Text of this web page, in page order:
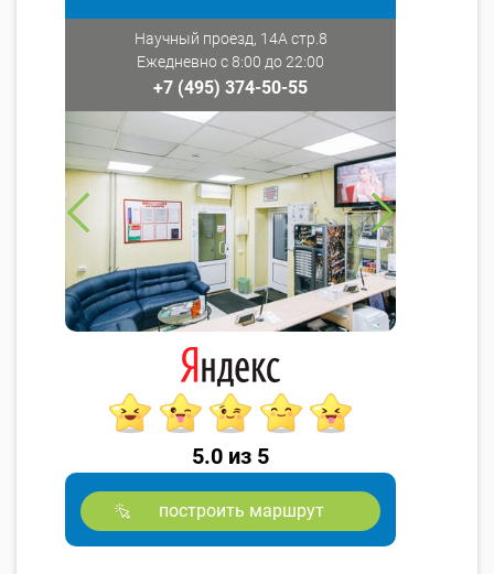
Научный проезд, 14А стр.8
Ежедневно с 8:00 до 22:00
+7 (495) 374-50-55
5.0 из 5
построить маршрут